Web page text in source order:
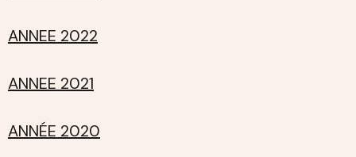
ANNEE 2022
ANNEE 2021
ANNÉE 2020